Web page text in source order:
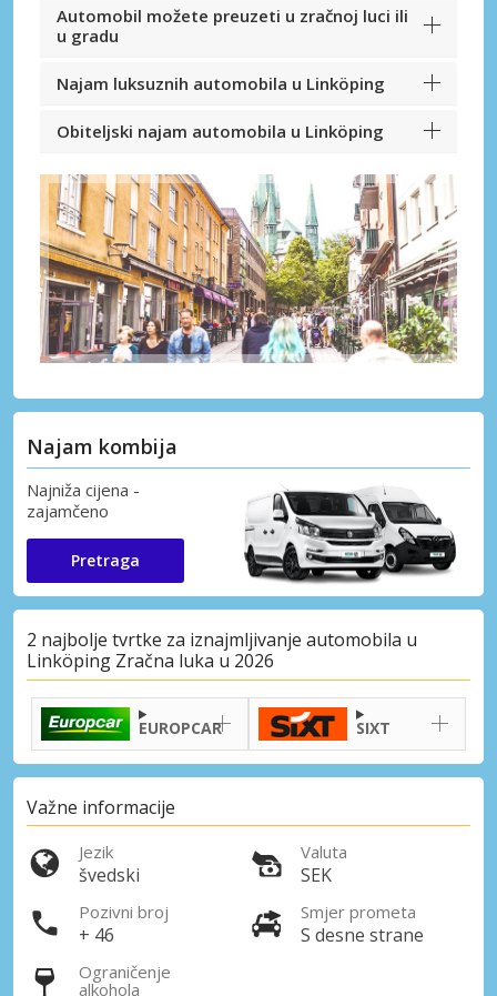
Automobil možete preuzeti u zračnoj luci ili
u gradu
Najam luksuznih automobila u Linköping
Obiteljski najam automobila u Linköping
Najam kombija
Najniža cijena -
zajamčeno
Pretraga
2 najbolje tvrtke za iznajmljivanje automobila u
Linköping Zračna luka u 2026
EUROPCAR SIXT
Važne informacije
Jezik
švedski
Valuta
SEK
Pozivni broj
+ 46
Smjer prometa
S desne strane
Ograničenje
alkohola